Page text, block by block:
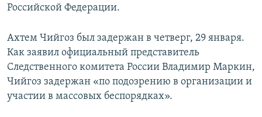
Российской Федерации.
Ахтем Чийгоз был задержан в четверг, 29 января.
Как заявил официальный представитель
Следственного комитета России Владимир Маркин,
Чийгоз задержан «по подозрению в организации и
участии в массовых беспорядках».